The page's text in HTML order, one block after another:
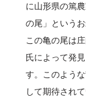
に山形県の篤
の尾」という
この亀の尾は
氏によって発
す。このよう
して期待され